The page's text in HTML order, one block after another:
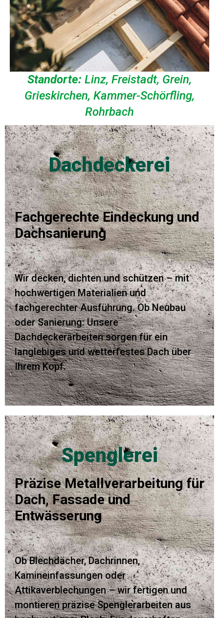
Standorte: Linz, Freistadt, Grein,
Grieskirchen, Kammer-Schörfling,
Rohrbach
Dachdeckerei
Fachgerechte Eindeckung und
Dachsanierung
Wir decken, dichten und schützen – mit
hochwertigen Materialien und
fachgerechter Ausführung. Ob Neubau
oder Sanierung: Unsere
Dachdeckerarbeiten sorgen für ein
langlebiges und wetterfestes Dach über
Ihrem Kopf.
Spenglerei
Präzise Metallverarbeitung für
Dach, Fassade und
Entwässerung
Ob Blechdächer, Dachrinnen,
Kamineinfassungen oder
Attikaverblechungen – wir fertigen und
montieren präzise Spenglerarbeiten aus